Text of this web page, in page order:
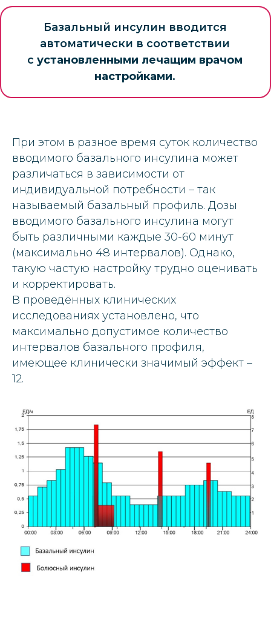
Базальный инсулин вводится
автоматически в соответствии
с установленными лечащим врачом
настройками.
При этом в разное время суток количество
вводимого базального инсулина может
различаться в зависимости от
индивидуальной потребности – так
называемый базальный профиль. Дозы
вводимого базального инсулина могут
быть различными каждые 30-60 минут
(максимально 48 интервалов). Однако,
такую частую настройку трудно оценивать
и корректировать.
В проведённых клинических
исследованиях установлено, что
максимально допустимое количество
интервалов базального профиля,
имеющее клинически значимый эффект –
12.